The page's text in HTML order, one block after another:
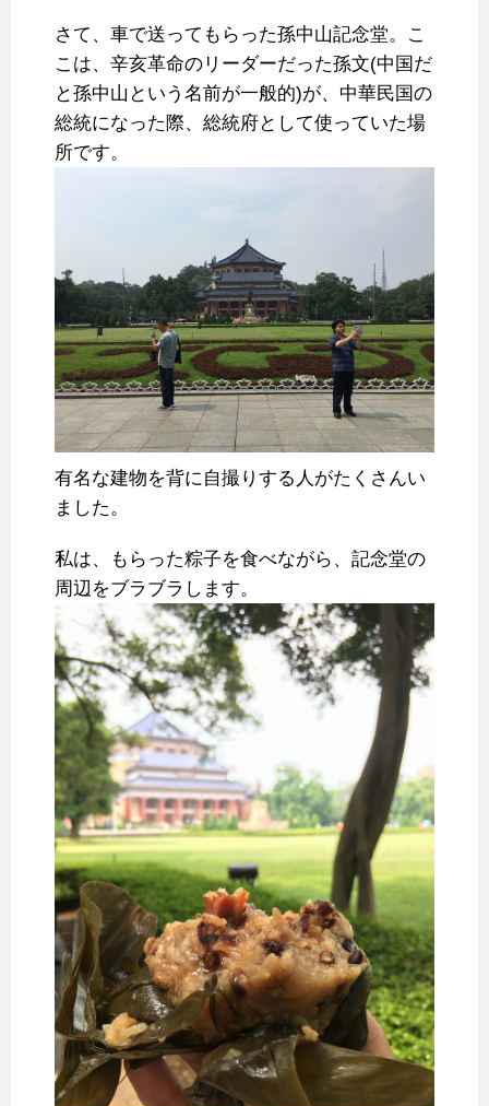
さて、車で送ってもらった孫中山記念堂。こ
こは、辛亥革命のリーダーだった孫文(中国だ
と孫中山という名前が一般的)が、中華民国の
総統になった際、総統府として使っていた場
所です。
有名な建物を背に自撮りする人がたくさんい
ました。
私は、もらった粽子を食べながら、記念堂の
周辺をブラブラします。